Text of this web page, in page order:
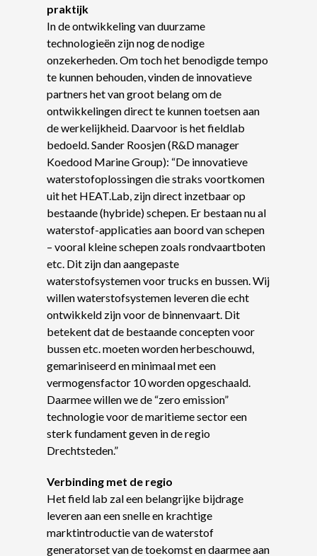
praktijk
In de ontwikkeling van duurzame
technologieën zijn nog de nodige
onzekerheden. Om toch het benodigde tempo
te kunnen behouden, vinden de innovatieve
partners het van groot belang om de
ontwikkelingen direct te kunnen toetsen aan
de werkelijkheid. Daarvoor is het fieldlab
bedoeld. Sander Roosjen (R&D manager
Koedood Marine Group): “De innovatieve
waterstofoplossingen die straks voortkomen
uit het HEAT.Lab, zijn direct inzetbaar op
bestaande (hybride) schepen. Er bestaan nu al
waterstof-applicaties aan boord van schepen
– vooral kleine schepen zoals rondvaartboten
etc. Dit zijn dan aangepaste
waterstofsystemen voor trucks en bussen. Wij
willen waterstofsystemen leveren die echt
ontwikkeld zijn voor de binnenvaart. Dit
betekent dat de bestaande concepten voor
bussen etc. moeten worden herbeschouwd,
gemariniseerd en minimaal met een
vermogensfactor 10 worden opgeschaald.
Daarmee willen we de “zero emission”
technologie voor de maritieme sector een
sterk fundament geven in de regio
Drechtsteden.”
Verbinding met de regio
Het field lab zal een belangrijke bijdrage
leveren aan een snelle en krachtige
marktintroductie van de waterstof
generatorset van de toekomst en daarmee aan